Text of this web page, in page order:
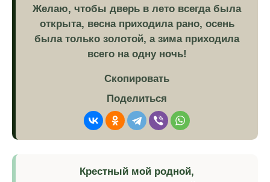
Желаю, чтобы дверь в лето всегда была
открыта, весна приходила рано, осень
была только золотой, а зима приходила
всего на одну ночь!
Скопировать
Поделиться
Крестный мой родной,